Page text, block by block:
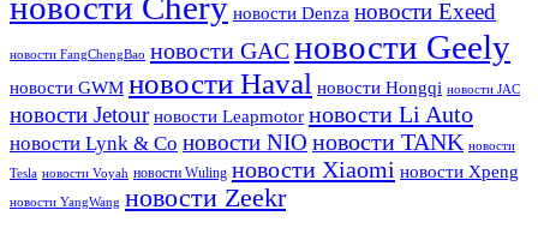
новости Chery новости Denza новости Exeed
новости FangChengBao новости GACновости Geely
новости GWM новости Haval новости Hongqi новости JAC
новости Jetour новости Leapmotor новости Li Auto
новости Lynk & Co новости NIO новости TANK новости
Tesla новости Voyah новости Wuling новости Xiaomi новости Xpeng
новости YangWang новости Zeekr